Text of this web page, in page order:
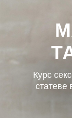
Курс
статеве